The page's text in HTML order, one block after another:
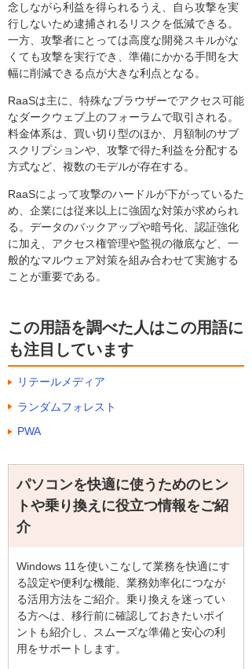
念しながら利益を得られるうえ、自ら攻撃を実
行しないため逮捕されるリスクを低減できる。
一方、攻撃者にとっては高度な開発スキルがな
くても攻撃を実行でき、準備にかかる手間を大
幅に削減できる点が大きな利点となる。
RaaSは主に、特殊なブラウザーでアクセス可能
なダークウェブ上のフォーラムで取引される。
料金体系は、買い切り型のほか、月額制のサブ
スクリプションや、攻撃で得た利益を分配する
方式など、複数のモデルが存在する。
RaaSによって攻撃のハードルが下がっているた
め、企業には従来以上に強固な対策が求められ
る。データのバックアップや暗号化、認証強化
に加え、アクセス権管理や監視の徹底など、一
般的なマルウェア対策を組み合わせて実施する
ことが重要である。
この用語を調べた人はこの用語に
も注目しています
リテールメディア
ランダムフォレスト
PWA
パソコンを快適に使うためのヒン
トや乗り換えに役立つ情報をご紹
介
Windows 11を使いこなして業務を快適にす
る設定や便利な機能、業務効率化につなが
る活用方法をご紹介。乗り換えを迷ってい
る方へは、移行前に確認しておきたいポイ
ントも紹介し、スムーズな準備と安心の利
用をサポートします。